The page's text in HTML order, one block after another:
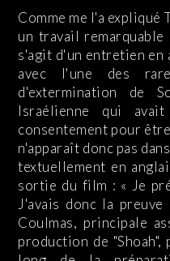
Comme me l'a expliqué
un travail
s'agit d'un entretien en
avec l'une des
d'extermination de
Israélienne qui
consentement pour
n'apparaît donc pas
textuellement en
sortie du film : « Je
J'avais donc la
Coulmas, principale
production de "Shoah",